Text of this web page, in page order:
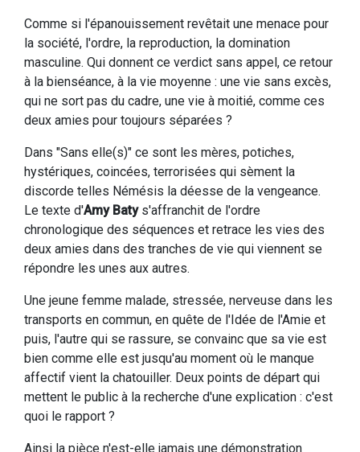
Comme si l'épanouissement revêtait une menace pour
la société, l'ordre, la reproduction, la domination
masculine. Qui donnent ce verdict sans appel, ce retour
à la bienséance, à la vie moyenne : une vie sans excès,
qui ne sort pas du cadre, une vie à moitié, comme ces
deux amies pour toujours séparées ?
Dans "Sans elle(s)" ce sont les mères, potiches,
hystériques, coincées, terrorisées qui sèment la
discorde telles Némésis la déesse de la vengeance.
Le texte d'Amy Baty s'affranchit de l'ordre
chronologique des séquences et retrace les vies des
deux amies dans des tranches de vie qui viennent se
répondre les unes aux autres.
Une jeune femme malade, stressée, nerveuse dans les
transports en commun, en quête de l'Idée de l'Amie et
puis, l'autre qui se rassure, se convainc que sa vie est
bien comme elle est jusqu'au moment où le manque
affectif vient la chatouiller. Deux points de départ qui
mettent le public à la recherche d'une explication : c'est
quoi le rapport ?
Ainsi la pièce n'est-elle jamais une démonstration